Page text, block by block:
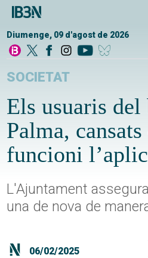
Diumenge, 09 d'agost de 2026
SOCIETAT
Els usuaris del
Palma,
funcioni
L'Ajuntament
una de nova de
06/02/2025